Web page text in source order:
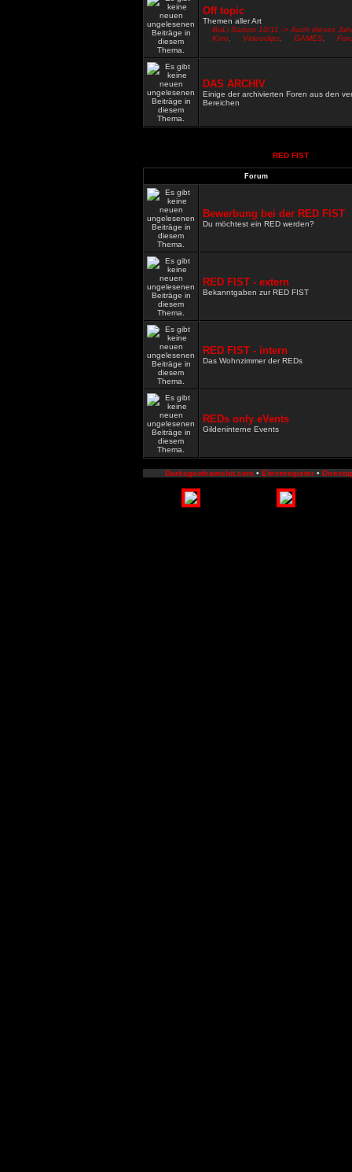
Off topic
Themen aller Art
BuLi Saison 10/11 -> Auch dieses
Kino
Videoclips GAMES
DAS ARCHIV
Einige der archivierten Foren aus den
Bereichen
RED FIST
Forum
Bewerbung bei der RED FIST
Du möchtest ein RED werden?
RED FIST - extern
Bekanntgaben zur RED FIST
RED FIST - intern
Das Wohnzimmer der REDs
REDs only eVents
Gildeninterne Events
Darkageofcamelot.com• Ehrenregister•